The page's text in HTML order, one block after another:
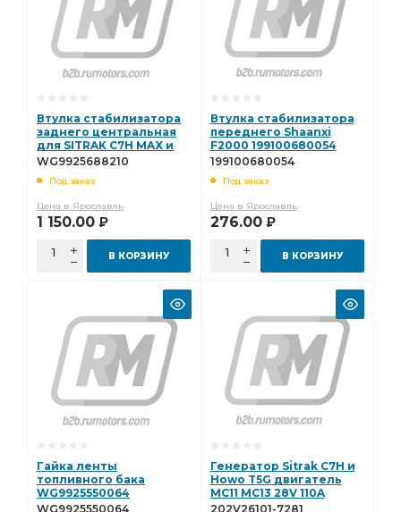
Втулка стабилизатора
заднего центральная
для SITRAK C7H MAX и
HOWO T5G, TX 8X4, TX
WG9925688210
WG9925688210
Под заказ
Цена в Ярославль
1 150.00 Р
В КОРЗИНУ
Втулка стабилизатора
переднего Shaanxi
F2000 199100680054
199100680054
Под заказ
Цена в Ярославль
276.00 Р
В КОРЗИНУ
Гайка ленты
топливного бака
WG9925550064
WG9925550064
Генератор Sitrak C7H и
Howo T5G двигатель
MC11 MC13 28V 110A
202V26101-7281
202V26101-7281